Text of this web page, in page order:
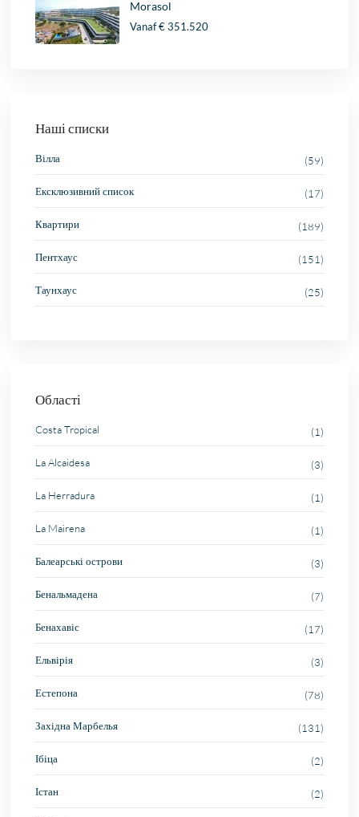
Morasol
Vanaf€ 351.520
Наші списки
Вілла (59)
Ексклюзивний список (17)
Квартири (189)
Пентхаус (151)
Таунхаус (25)
Області
Costa Tropical (1)
La Alcaidesa (3)
La Herradura (1)
La Mairena (1)
Балеарські острови (3)
Бенальмадена (7)
Бенахавіс (17)
Ельвірія (3)
Естепона (78)
Західна Марбелья (131)
Ібіца (2)
Істан (2)